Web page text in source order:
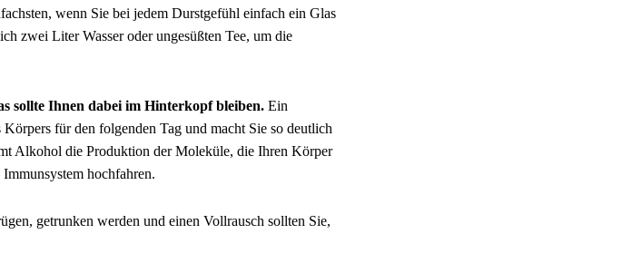
wenn Sie bei jedem Durstgefühl einfach ein Glas
zwei Liter Wasser oder ungesüßten Tee, um die
sollte Ihnen dabei im Hinterkopf bleiben. Ein
für den folgenden Tag und macht Sie so deutlich
Alkohol die Produktion der Moleküle, die Ihren Körper
hochfahren.
getrunken werden und einen Vollrausch sollten Sie,